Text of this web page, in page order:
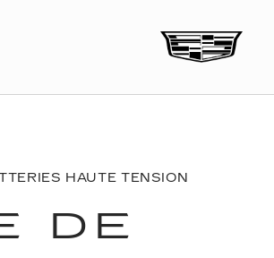
HAUTE TENSION
DE